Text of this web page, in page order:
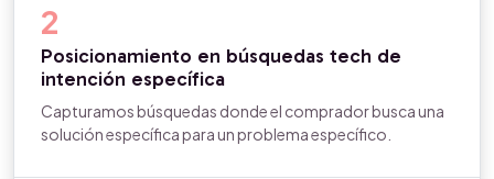
2
Posicionamiento en búsquedas tech de
intención específica
Capturamos búsquedas donde el comprador busca una
solución específica para un problema específico.